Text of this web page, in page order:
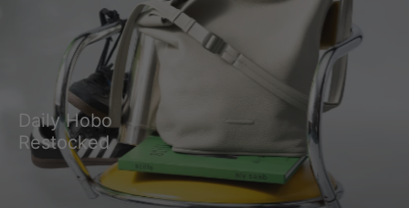
Daily Hobo
Restocked
View Products